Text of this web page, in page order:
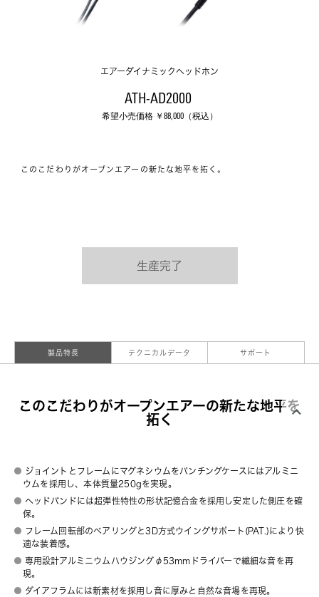
エアーダイナミックヘッドホン
ATH-AD2000
希望小売価格 ￥ 88,000（税込）
このこだわりがオープンエアーの新たな地平を拓く。
生産完了
製品特長 テクニカルデータ サポート
このこだわりがオープンエアーの新たな地平を
拓く
ジョイントとフレームにマグネシウムをパンチングケースにはアルミニ
ウムを採用し、本体質量250gを実現。
ヘッドバンドには超弾性特性の形状記憶合金を採用し安定した側圧を確
保。
フレーム回転部のベアリングと3D方式ウイングサポート(PAT.)により快
適な装着感。
専用設計アルミニウムハウジングφ53mmドライバーで繊細な音を再
現。
ダイアフラムには新素材を採用し音に厚みと自然な音場を再現。